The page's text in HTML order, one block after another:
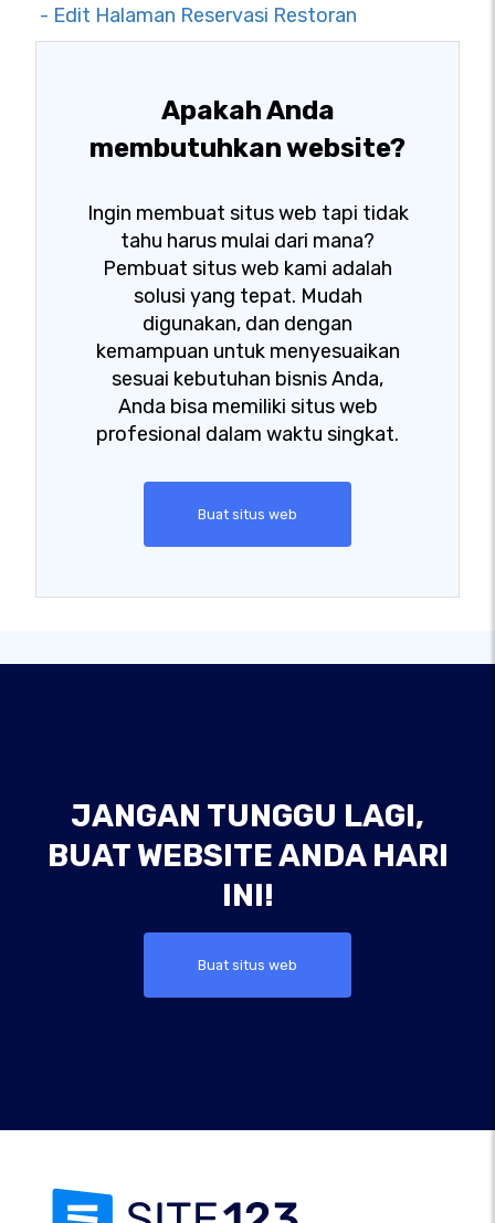
- Edit Halaman Reservasi Restoran
Apakah Anda
membutuhkan website?
Ingin membuat situs web tapi tidak
tahu harus mulai dari mana?
Pembuat situs web kami adalah
solusi yang tepat. Mudah
digunakan, dan dengan
kemampuan untuk menyesuaikan
sesuai kebutuhan bisnis Anda,
Anda bisa memiliki situs web
profesional dalam waktu singkat.
Buat situs web
JANGAN TUNGGU LAGI,
BUAT WEBSITE ANDA HARI
INI!
Buat situs web